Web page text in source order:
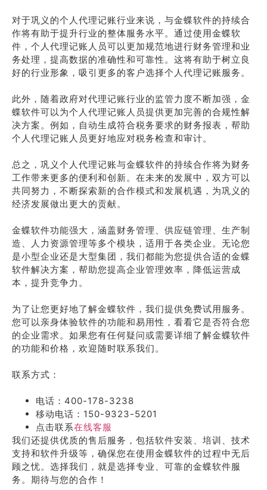
对于巩义的个人代理记账行业来说，与金蝶软件的持续合
作将有助于提升行业的整体服务水平。通过使用金蝶软
件，个人代理记账人员可以更加规范地进行财务管理和业
务处理，提高数据的准确性和可靠性。这将有助于树立良
好的行业形象，吸引更多的客户选择个人代理记账服务。
此外，随着政府对代理记账行业的监管力度不断加强，金
蝶软件可以为个人代理记账人员提供更加完善的合规性解
决方案。例如，自动生成符合税务要求的财务报表，帮助
个人代理记账人员更好地应对税务检查和审计。
总之，巩义个人代理记账与金蝶软件的持续合作将为财务
工作带来更多的便利和创新。在未来的发展中，双方可以
共同努力，不断探索新的合作模式和发展机遇，为巩义的
经济发展做出更大的贡献。
金蝶软件功能强大，涵盖财务管理、供应链管理、生产制
造、人力资源管理等多个模块，适用于各类企业。无论您
是小型企业还是大型集团，我们都能为您提供合适的金蝶
软件解决方案，帮助您提高企业管理效率，降低运营成
本，提升竞争力。
为了让您更好地了解金蝶软件，我们提供免费试用服务。
您可以亲身体验软件的功能和易用性，看看它是否符合您
的企业需求。如果您有任何疑问或需要详细了解金蝶软件
的功能和价格，欢迎随时联系我们。
联系方式：
电话：400-178-3238
移动电话：150-9323-5201
点击联系在线客服
我们还提供优质的售后服务，包括软件安装、培训、技术
支持和软件升级等，确保您在使用金蝶软件的过程中无后
顾之忧。选择我们，就是选择专业、可靠的金蝶软件服
务。期待与您的合作！